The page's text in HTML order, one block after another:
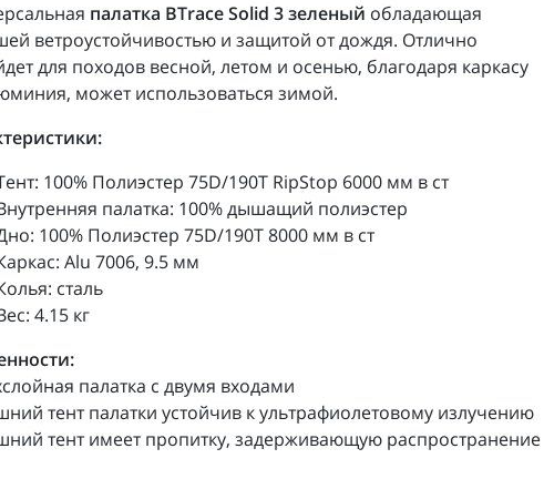
палатка BTrace Solid 3 зеленый обладающая
ветроустойчивостью и защитой от дождя. Отлично
для походов весной, летом и осенью, благодаря каркасу
может использоваться зимой.
100% Полиэстер 75D/190T RipStop 6000 мм в ст
палатка: 100% дышащий полиэстер
100% Полиэстер 75D/190T 8000 мм в ст
Alu 7006, 9.5 мм
сталь
4.15 кг
палатка с двумя входами
тент палатки устойчив к ультрафиолетовому излучению
тент имеет пропитку, задерживающую распространение